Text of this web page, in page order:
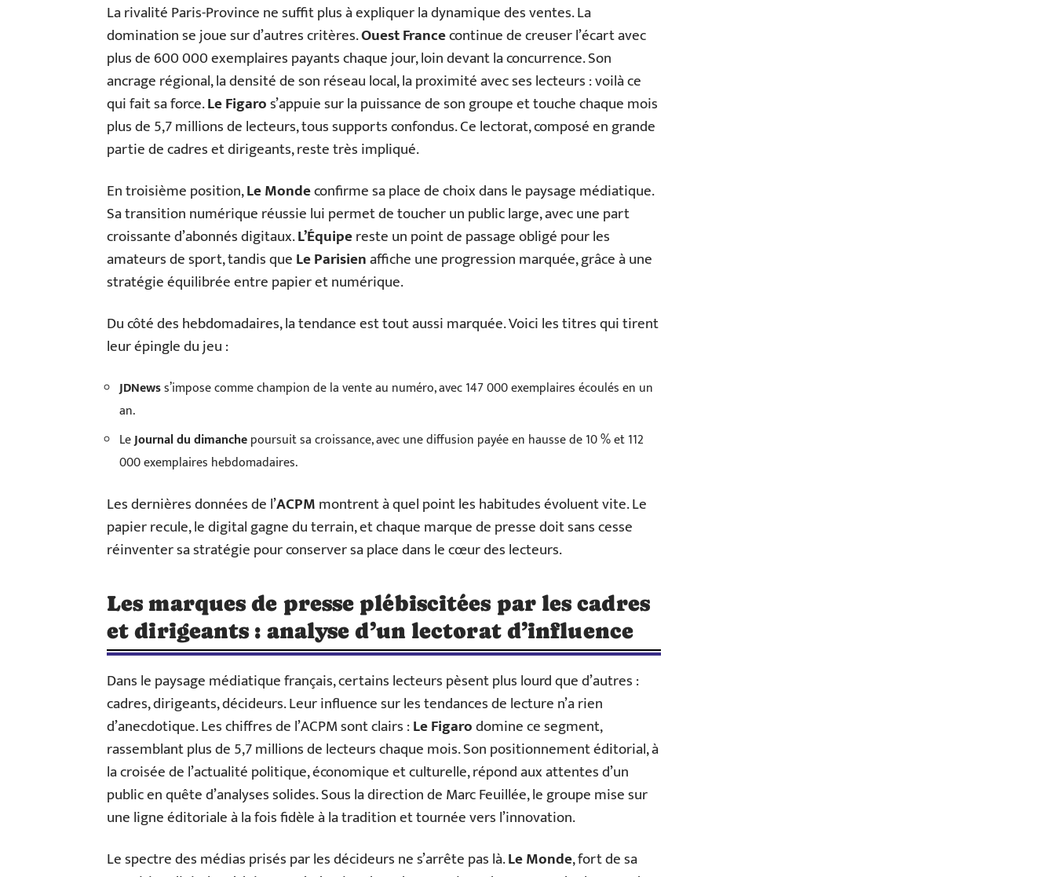
La rivalité Paris-Province ne suffit plus à expliquer la dynamique des ventes. La
domination se joue sur d’autres critères.Ouest Francecontinue de creuser l’écart avec
plus de 600 000 exemplaires payants chaque jour, loin devant la concurrence. Son
ancrage régional, la densité de son réseau local, la proximité avec ses lecteurs : voilà ce
qui fait sa force.Le Figaros’appuie sur la puissance de son groupe et touche chaque mois
plus de 5,7 millions de lecteurs, tous supports confondus. Ce lectorat, composé en grande
partie de cadres et dirigeants, reste très impliqué.
En troisième position,Le Mondeconfirme sa place de choix dans le paysage médiatique.
Sa transition numérique réussie lui permet de toucher un public large, avec une part
croissante d’abonnés digitaux.L’Équipereste un point de passage obligé pour les
amateurs de sport, tandis queLe Parisienaffiche une progression marquée, grâce à une
stratégie équilibrée entre papier et numérique.
Du côté des hebdomadaires, la tendance est tout aussi marquée. Voici les titres qui tirent
leur épingle du jeu :
JDNewss’impose comme champion de la vente au numéro, avec 147 000 exemplaires écoulés en un
an.
LeJournal du dimanchepoursuit sa croissance, avec une diffusion payée en hausse de 10 % et 112
000 exemplaires hebdomadaires.
Les dernières données de l’ACPMmontrent à quel point les habitudes évoluent vite. Le
papier recule, le digital gagne du terrain, et chaque marque de presse doit sans cesse
réinventer sa stratégie pour conserver sa place dans le cœur des lecteurs.
Les marques de presse plébiscitées par les cadres
et dirigeants : analyse d’un lectorat d’influence
Dans le paysage médiatique français, certains lecteurs pèsent plus lourd que d’autres :
cadres, dirigeants, décideurs. Leur influence sur les tendances de lecture n’a rien
d’anecdotique. Les chiffres de l’ACPM sont clairs :Le Figarodomine ce segment,
rassemblant plus de 5,7 millions de lecteurs chaque mois. Son positionnement éditorial, à
la croisée de l’actualité politique, économique et culturelle, répond aux attentes d’un
public en quête d’analyses solides. Sous la direction de Marc Feuillée, le groupe mise sur
une ligne éditoriale à la fois fidèle à la tradition et tournée vers l’innovation.
Le spectre des médias prisés par les décideurs ne s’arrête pas là.Le Monde, fort de sa